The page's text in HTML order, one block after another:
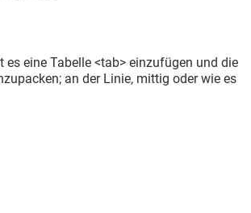
eine Tabelle <tab> einzufügen und die
an der Linie, mittig oder wie es